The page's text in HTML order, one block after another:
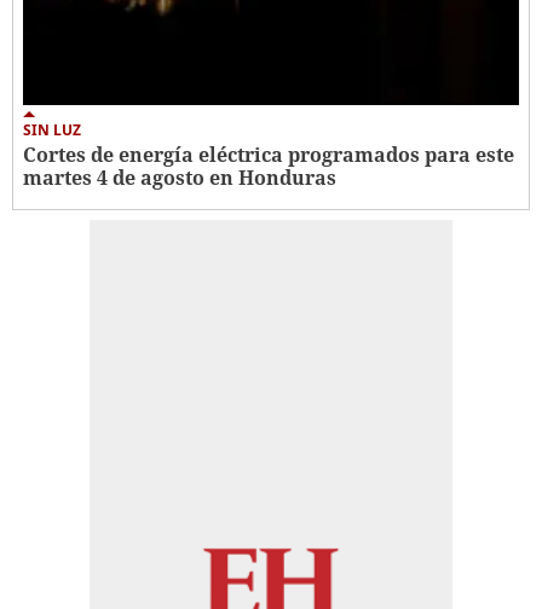
SIN LUZ
Cortes de energía eléctrica programados para este
martes 4 de agosto en Honduras